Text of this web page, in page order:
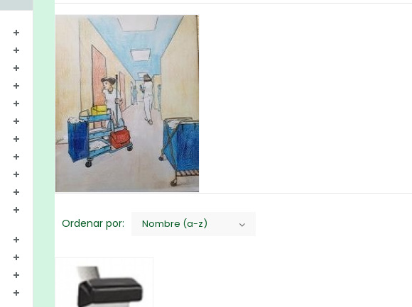
Ordenar por: Nombre (a-z)